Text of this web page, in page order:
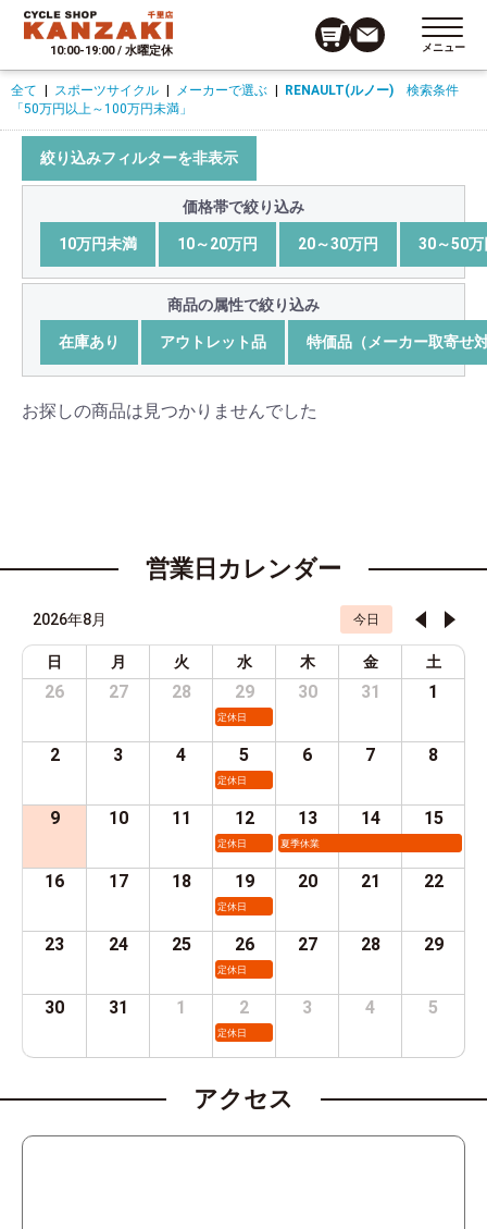
10:00-19:00 / 水曜定休 メニュー
全て スポーツサイクル メーカーで選ぶ RENAULT(ルノー) 検索条件
「50万円以上～100万円未満」
絞り込みフィルターを非表示
価格帯で絞り込み
10万円未満 10～20万円 20～30万円 30～50万
商品の属性で絞り込み
在庫あり アウトレット品 特価品（メーカー取寄せ
お探しの商品は見つかりませんでした
営業日カレンダー
2026年8月 今日
日 月 火 水 木 金 土
26 27 28 29
定休日
30 31 1
2 3 4 5
定休日
6 7 8
9 10 11 12
定休日
13
夏季休業
14 15
16 17 18 19
定休日
20 21 22
23 24 25 26
定休日
27 28 29
30 31 1 2
定休日
3 4 5
アクセス